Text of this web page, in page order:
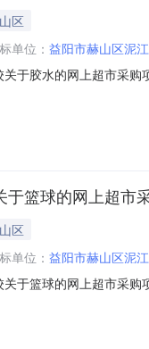
区
单位： 益阳市赫山区泥
于胶水的网上超市采
、其他事项：九、联系
篮球的网上超市
区
单位： 益阳市赫山区泥
于篮球的网上超市采
：九、联系方式1、采